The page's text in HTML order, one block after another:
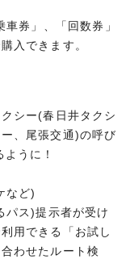
券」、「回数券」
入できます。
シー(春日井タクシ
、尾張交通)の呼び
うに！
など)
パス)提示者が受け
用できる「お試し
わせたルート検